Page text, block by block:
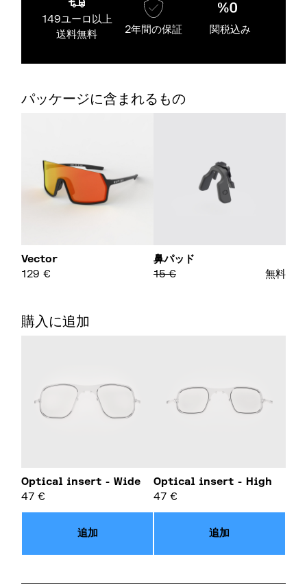
149ユーロ以上
送料無料
2年間の保証 関税込み
パッケージに含まれるもの
Vector
129 €
鼻パッド
15€ 無料
購入に追加
Optical insert - Wide
47 €
追加
Optical insert - High
47 €
追加